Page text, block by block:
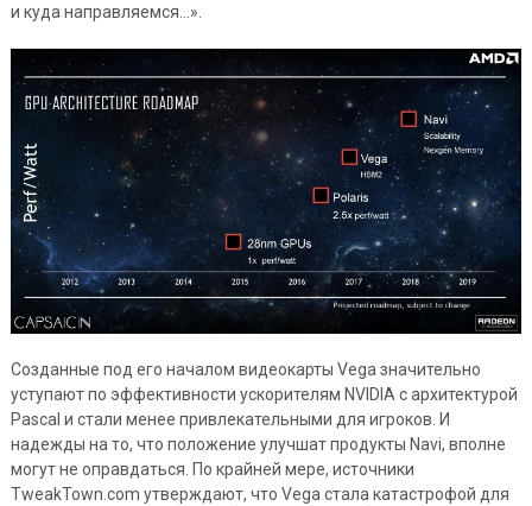
и куда направляемся…».
Созданные под его началом видеокарты Vega значительно
уступают по эффективности ускорителям NVIDIA с архитектурой
Pascal и стали менее привлекательными для игроков. И
надежды на то, что положение улучшат продукты Navi, вполне
могут не оправдаться. По крайней мере, источники
TweakTown.com утверждают, что Vega стала катастрофой для